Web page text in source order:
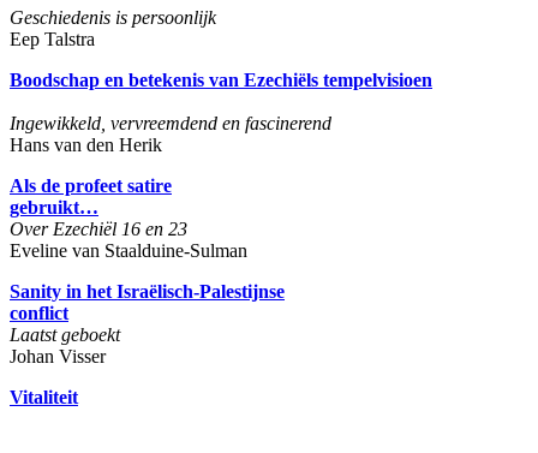
Geschiedenis is persoonlijk
Eep Talstra
Boodschap en betekenis van Ezechiëls tempelvisioen
Ingewikkeld, vervreemdend en fascinerend
Hans van den Herik
Als de profeet satire
gebruikt…
Over Ezechiël 16 en 23
Eveline van Staalduine-Sulman
Sanity in het Israëlisch-Palestijnse
conflict
Laatst geboekt
Johan Visser
Vitaliteit